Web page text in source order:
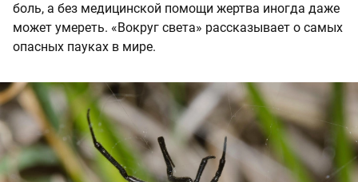
боль, а без медицинской помощи жертва иногда даже
может умереть. «Вокруг света» рассказывает о самых
опасных пауках в мире.